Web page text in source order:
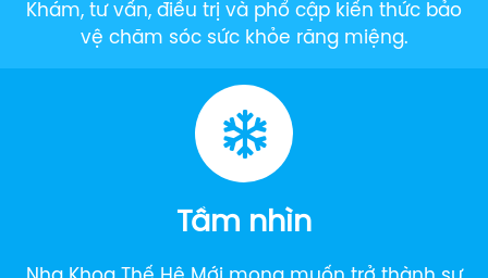
Khám, tư vấn, điều trị và phổ cập kiến thức bảo
vệ chăm sóc sức khỏe răng miệng.
Tầm nhìn